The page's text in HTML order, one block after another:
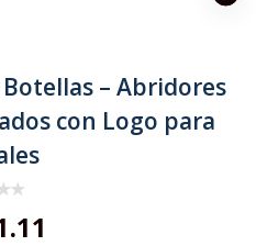
– Abridores
con Logo para